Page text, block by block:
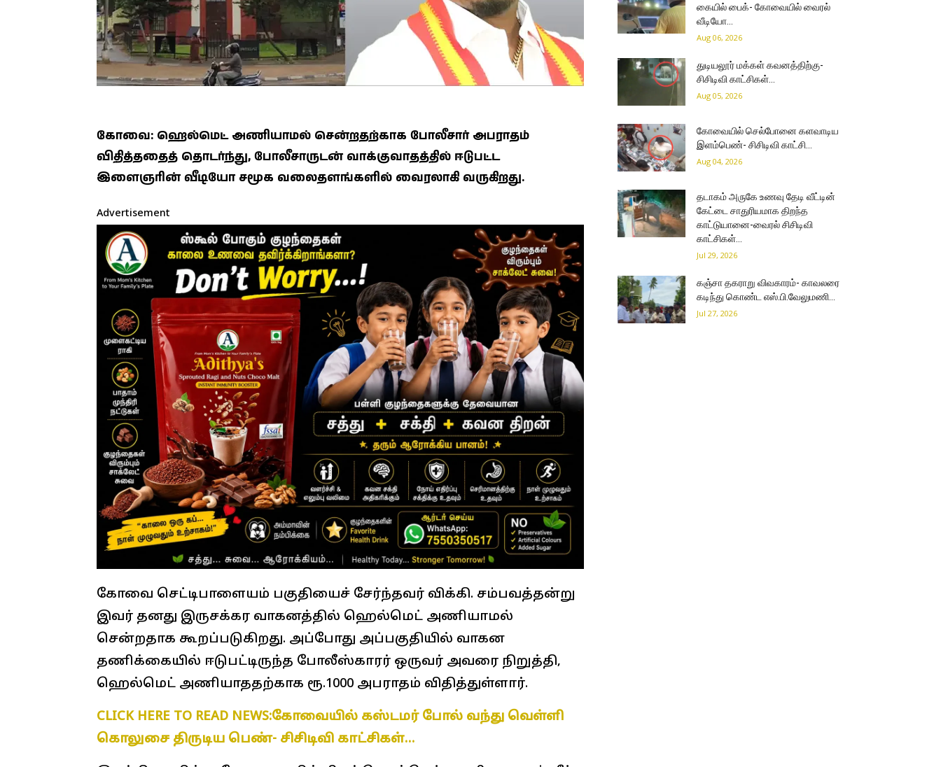
கோவை: ஹெல்மெட் அணியாமல் சென்றதற்காக போலீசார் அபராதம்
விதித்ததைத் தொடர்ந்து, போலீசாருடன் வாக்குவாதத்தில் ஈடுபட்ட
இளைஞரின் வீடியோ சமூக வலைதளங்களில் வைரலாகி வருகிறது.
Advertisement
கோவை செட்டிபாளையம் பகுதியைச் சேர்ந்தவர் விக்கி. சம்பவத்தன்று
இவர் தனது இருசக்கர வாகனத்தில் ஹெல்மெட் அணியாமல்
சென்றதாக கூறப்படுகிறது. அப்போது அப்பகுதியில் வாகன
தணிக்கையில் ஈடுபட்டிருந்த போலீஸ்காரர் ஒருவர் அவரை நிறுத்தி,
ஹெல்மெட் அணியாததற்காக ரூ.1000 அபராதம் விதித்துள்ளார்.
CLICK HERE TO READ NEWS:கோவையில் கஸ்டமர் போல் வந்து வெள்ளி
கொலுசை திருடிய பெண்- சிசிடிவி காட்சிகள்…
கையில் பைக்- கோவையில் வைரல்
வீடியோ…
Aug 06, 2026
துடியலூர் மக்கள் கவனத்திற்கு-
சிசிடிவி காட்சிகள்…
Aug 05, 2026
கோவையில் செல்போனை களவாடிய
இளம்பெண்- சிசிடிவி காட்சி…
Aug 04, 2026
தடாகம் அருகே உணவு தேடி வீட்டின்
கேட்டை சாதுரியமாக திறந்த
காட்டுயானை-வைரல் சிசிடிவி
காட்சிகள்…
Jul 29, 2026
கஞ்சா தகராறு விவகாரம்- காவலரை
கடிந்து கொண்ட எஸ்.பி.வேலுமணி…
Jul 27, 2026